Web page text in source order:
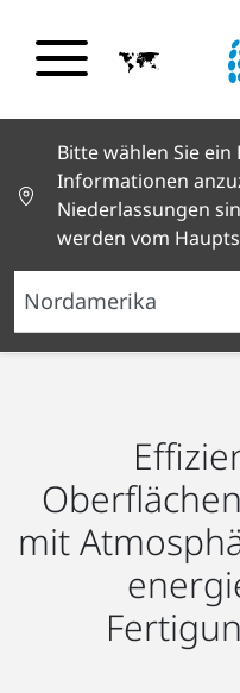
Bitte wählen Sie
Informationen
Niederlassungen
werden vom
Branchenlösungen
Energieeffizienz
mit